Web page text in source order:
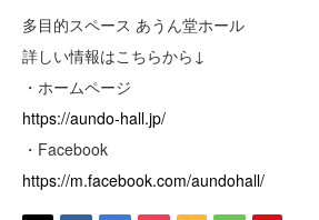
多目的スペース あうん堂ホール
詳しい情報はこちらから↓
・ホームページ
https://aundo-hall.jp/
・Facebook
https://m.facebook.com/aundohall/